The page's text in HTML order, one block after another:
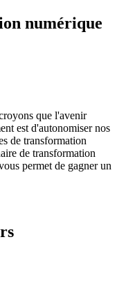
numérique
que l'avenir
est d'autonomiser nos
de transformation
de transformation
permet de gagner un